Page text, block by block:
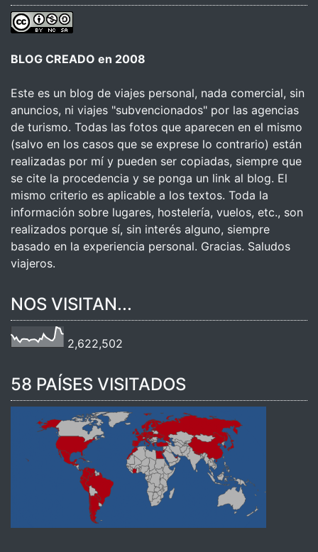
BLOG CREADO en 2008
Este es un blog de viajes personal, nada comercial, sin
anuncios, ni viajes "subvencionados" por las agencias
de turismo. Todas las fotos que aparecen en el mismo
(salvo en los casos que se exprese lo contrario) están
realizadas por mí y pueden ser copiadas, siempre que
se cite la procedencia y se ponga un link al blog. El
mismo criterio es aplicable a los textos. Toda la
información sobre lugares, hostelería, vuelos, etc., son
realizados porque sí, sin interés alguno, siempre
basado en la experiencia personal. Gracias. Saludos
viajeros.
NOS VISITAN...
2,622,502
58 PAÍSES VISITADOS